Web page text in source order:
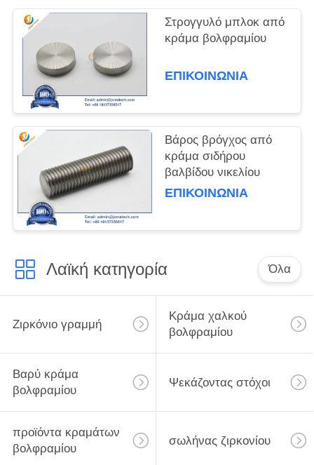
Στρογγυλό μπλοκ από
κράμα βολφραμίου
ΕΠΙΚΟΙΝΩΝΊΑ
Βάρος βρόγχος από
κράμα σιδήρου
βαλβίδου νικελίου
ΕΠΙΚΟΙΝΩΝΊΑ
Λαϊκή κατηγορία Όλα
Ζιρκόνιο γραμμή
Κράμα χαλκού
βολφραμίου
Βαρύ κράμα
βολφραμίου
Ψεκάζοντας στόχοι
προϊόντα κραμάτων
βολφραμίου
σωλήνας ζιρκονίου